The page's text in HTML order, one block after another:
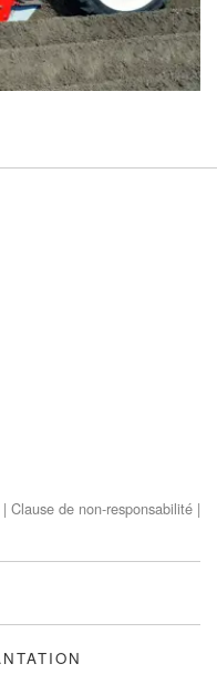
| Clause de non-responsabilité |